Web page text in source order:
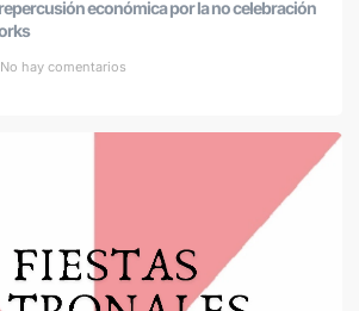
económica por la no celebración
No hay comentarios